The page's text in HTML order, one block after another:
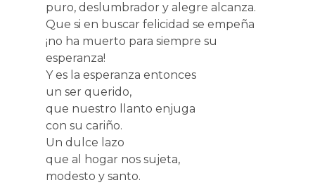
puro, deslumbrador y alegre alcanza.
Que si en buscar felicidad se empeña
¡no ha muerto para siempre su
esperanza!
Y es la esperanza entonces
un ser querido,
que nuestro llanto enjuga
con su cariño.
Un dulce lazo
que al hogar nos sujeta,
modesto y santo.